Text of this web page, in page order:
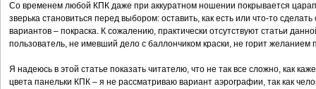
Со временем любой КПК даже при аккуратном ношении покрывается
зверька становиться перед выбором: оставить, как есть или что-то
вариантов – покраска. К сожалению, практически отсутствуют статьи
пользователь, не имевший дело с баллончиком краски, не горит желанием
Я надеюсь в этой статье показать читателю, что не так все сложно, как
цвета панельки КПК – я не рассматриваю вариант аэрографии, так как